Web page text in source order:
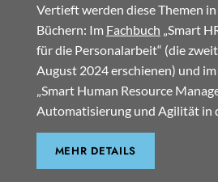
Vertieft werden diese Themen
Büchern: Im Fachbuch „Smart
für die Personalarbeit“ (die
August 2024 erschienen) und im
„Smart Human Resource
Automatisierung und Agilität in
MEHR DETAILS